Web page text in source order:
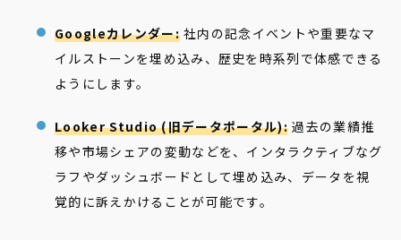
Googleカレンダー:社内の記念イベントや重要なマ
イルストーンを埋め込み、歴史を時系列で体感できる
ようにします。
Looker Studio (旧データポータル): 過去の業績推
移や市場シェアの変動などを、インタラクティブなグ
ラフやダッシュボードとして埋め込み、データを視
覚的に訴えかけることが可能です。